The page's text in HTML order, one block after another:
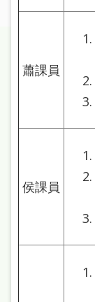
常
市
網
覽
蕭課員
侯課員